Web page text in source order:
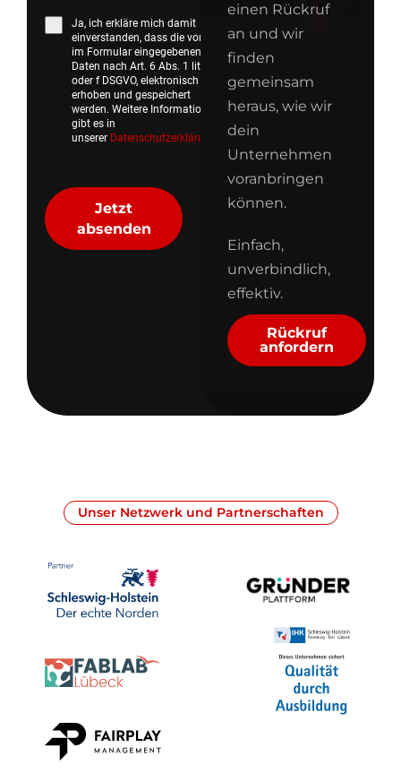
Ja, ich erkläre mich damit
einverstanden, dass die von mir
im Formular eingegebenen
Daten nach Art. 6 Abs. 1 lit.
oder f DSGVO, elektronisch
erhoben und gespeichert
werden. Weitere Informationen
gibt es in
unserer Datenschutzerklärung.
Jetzt
absenden
einen Rückruf
an und wir
finden
gemeinsam
heraus, wie wir
dein
Unternehmen
voranbringen
können.
Einfach,
unverbindlich,
effektiv.
Rückruf
anfordern
Unser Netzwerk und Partnerschaften